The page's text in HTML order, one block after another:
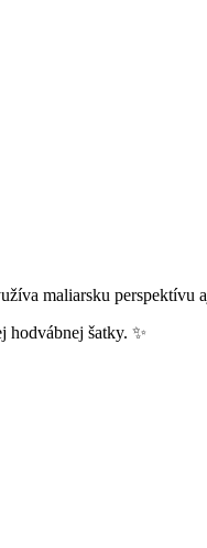
maliarsku perspektívu
hodvábnej šatky. ✨